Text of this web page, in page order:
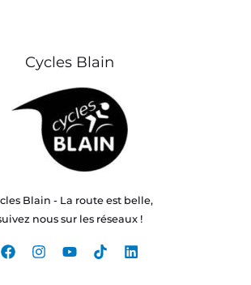
Cycles Blain
Blain - La route est belle,
nous sur les réseaux !